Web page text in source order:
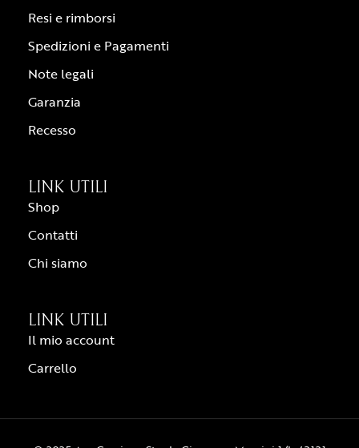
Resi e rimborsi
Spedizioni e Pagamenti
Note legali
Garanzia
Recesso
LINK UTILI
Shop
Contatti
Chi siamo
LINK UTILI
Il mio account
Carrello